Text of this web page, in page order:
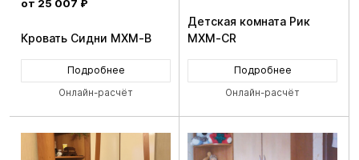
от 25 007 ₽
Кровать Сидни MXM-B
Подробнее
Онлайн-расчёт
Детская комната Рик
MXM-CR
Подробнее
Онлайн-расчёт